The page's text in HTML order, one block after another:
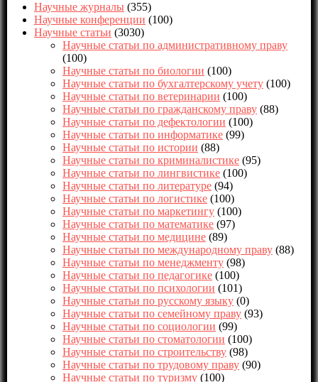
Научные журналы (355)
Научные конференции (100)
Научные статьи (3030)
Научные статьи по административному праву
(100)
Научные статьи по биологии (100)
Научные статьи по бухгалтерскому учету (100)
Научные статьи по ветеринарии (100)
Научные статьи по гражданскому праву (88)
Научные статьи по дефектологии (100)
Научные статьи по информатике (99)
Научные статьи по истории (88)
Научные статьи по криминалистике (95)
Научные статьи по лингвистике (100)
Научные статьи по литературе (94)
Научные статьи по логистике (100)
Научные статьи по маркетингу (100)
Научные статьи по математике (97)
Научные статьи по медицине (89)
Научные статьи по международному праву (88)
Научные статьи по менеджменту (98)
Научные статьи по педагогике (100)
Научные статьи по психологии (101)
Научные статьи по русскому языку (0)
Научные статьи по семейному праву (93)
Научные статьи по социологии (99)
Научные статьи по стоматологии (100)
Научные статьи по строительству (98)
Научные статьи по трудовому праву (90)
Научные статьи по туризму (100)